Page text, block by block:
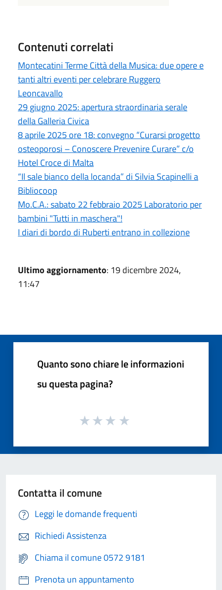
Contenuti correlati
Montecatini Terme Città della Musica: due opere e
tanti altri eventi per celebrare Ruggero
Leoncavallo
29 giugno 2025: apertura straordinaria serale
della Galleria Civica
8 aprile 2025 ore 18: convegno “Curarsi progetto
osteoporosi – Conoscere Prevenire Curare” c/o
Hotel Croce di Malta
“Il sale bianco della locanda” di Silvia Scapinelli a
Bibliocoop
Mo.C.A.: sabato 22 febbraio 2025 Laboratorio per
bambini "Tutti in maschera"!
I diari di bordo di Ruberti entrano in collezione
Ultimo aggiornamento: 19 dicembre 2024,
11:47
Quanto sono chiare le informazioni
su questa pagina?
Contatta il comune
Leggi le domande frequenti
Richiedi Assistenza
Chiama il comune 0572 9181
Prenota un appuntamento